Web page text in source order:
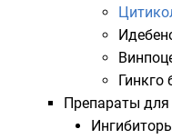
Гинкго
Препараты для